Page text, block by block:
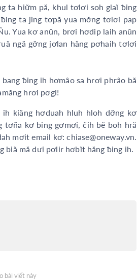
ta hiư̆m pă, khul tơlơi soh glaĭ ƀing
ta jing tơpă yua mơ̆ng tơlơi pap
Yua kơ anŭn, brơi hơdip laih anŭn
ngă gơ̆ng jơlan hăng pơhaih tơlơi
ƀing ih hơmâo sa hrơi phrâo bă
hrơi pơgi!
kiăng hơduah hluh hloh dơ̆ng kơ
tơña kơ ƀing gơmơi, c̆ih bĕ boh hră
mơit email kơ: chiase@oneway.vn.
biă mă dưi pơlir hơbĭt hăng ƀing ih.
bài viết này